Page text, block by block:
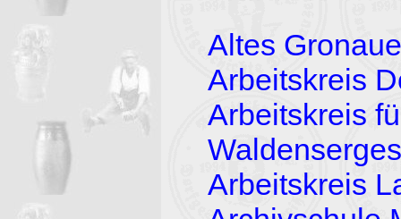
Altes
Arbeitskreis
Arbeitskreis
Arbeitskreis